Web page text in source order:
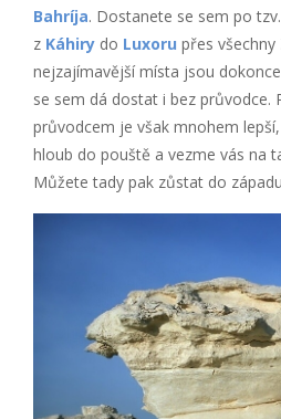
Bahríja. Dostanete se sem po
z Káhiry do Luxoru přes všechny
nejzajímavější místa jsou
se sem dá dostat i bez průvodce.
průvodcem je však mnohem
hloub do pouště a vezme vás na
Můžete tady pak zůstat do